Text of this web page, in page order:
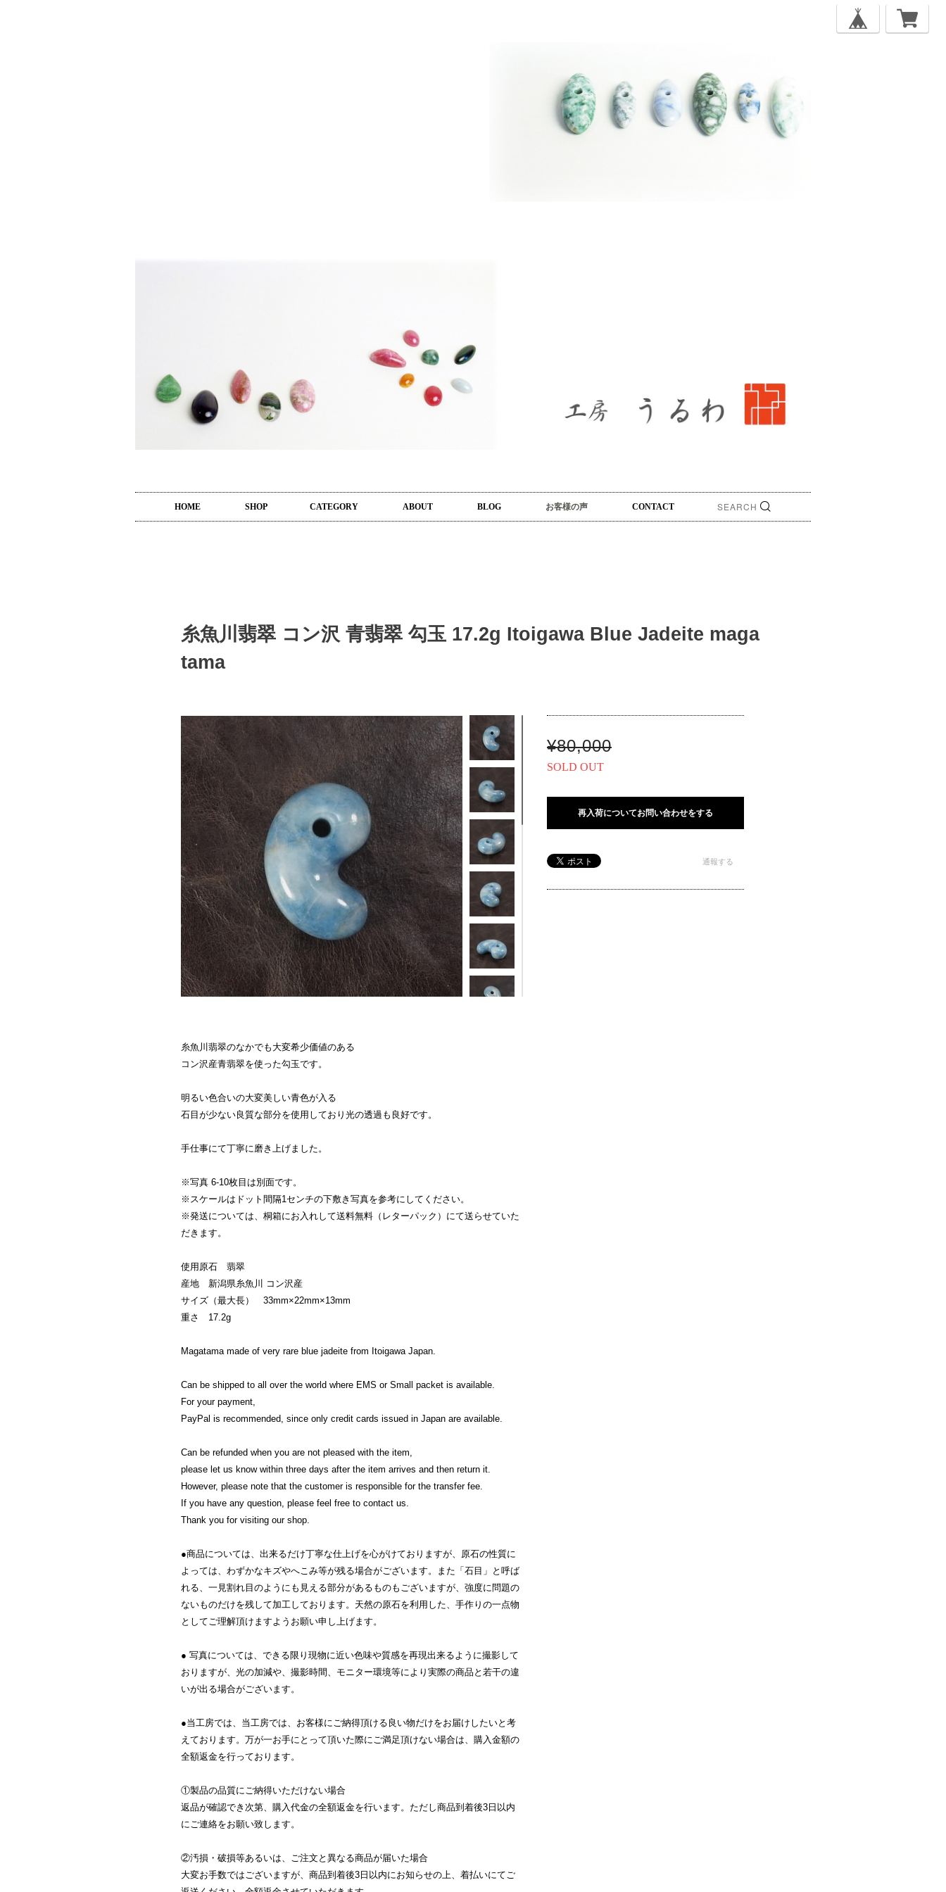
HOME SHOP CATEGORY ABOUT BLOG お客様の声 CONTACT
糸魚川翡翠 コン沢 青翡翠 勾玉 17.2g Itoigawa Blue Jadeite maga
tama
糸魚川翡翠のなかでも大変希少価値のある
コン沢産青翡翠を使った勾玉です。
明るい色合いの大変美しい青色が入る
石目が少ない良質な部分を使用しており光の透過も良好です。
手仕事にて丁寧に磨き上げました。
※写真 6-10枚目は別面です。
※スケールはドット間隔1センチの下敷き写真を参考にしてください。
※発送については、桐箱にお入れして送料無料（レターパック）にて送らせていた
だきます。
使用原石 翡翠
産地 新潟県糸魚川 コン沢産
サイズ（最大長） 33mm×22mm×13mm
重さ 17.2g
Magatama made of very rare blue jadeite from Itoigawa Japan.
Can be shipped to all over the world where EMS or Small packet is available.
For your payment,
PayPal is recommended, since only credit cards issued in Japan are available.
Can be refunded when you are not pleased with the item,
please let us know within three days after the item arrives and then return it.
However, please note that the customer is responsible for the transfer fee.
If you have any question, please feel free to contact us.
Thank you for visiting our shop.
●商品については、出来るだけ丁寧な仕上げを心がけておりますが、原石の性質に
よっては、わずかなキズやへこみ等が残る場合がございます。また「石目」と呼ば
れる、一見割れ目のようにも見える部分があるものもございますが、強度に問題の
ないものだけを残して加工しております。天然の原石を利用した、手作りの一点物
としてご理解頂けますようお願い申し上げます。
● 写真については、できる限り現物に近い色味や質感を再現出来るように撮影して
おりますが、光の加減や、撮影時間、モニター環境等により実際の商品と若干の違
いが出る場合がございます。
●当工房では、当工房では、お客様にご納得頂ける良い物だけをお届けしたいと考
えております。万が一お手にとって頂いた際にご満足頂けない場合は、購入金額の
全額返金を行っております。
①製品の品質にご納得いただけない場合
返品が確認でき次第、購入代金の全額返金を行います。ただし商品到着後3日以内
にご連絡をお願い致します。
②汚損・破損等あるいは、ご注文と異なる商品が届いた場合
大変お手数ではございますが、商品到着後3日以内にお知らせの上、着払いにてご
¥80,000
SOLD OUT
再入荷についてお問い合わせをする
通報する